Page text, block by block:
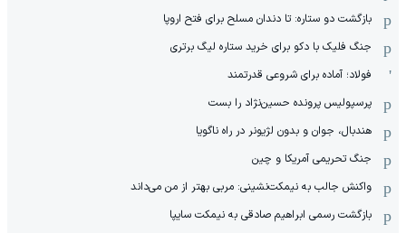
بازگشت دو ستاره: تا دندان مسلح برای فتح اروپا
جنگ فلیک با دکو برای خرید ستاره لیگ برتری
فولاد؛ آماده برای شروعی قدرتمند
پرسپولیس پرونده حسین‌نژاد را بست
هندبال، جوان و بدون لژیونر در راه ناگویا
جنگ تحریمی آمریکا و چین
واکنش جالب به نیمکت‌نشینی: مربی بهتر از من می‌داند
بازگشت رسمی ابراهیم صادقی به نیمکت سایپا